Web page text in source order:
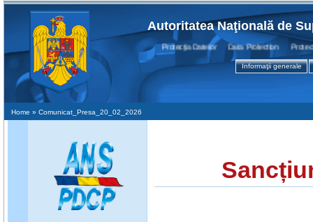
Autoritatea Naţională de
Protecţia Datelor Data Protection Protection
Informaţii generale
Home » Comunicat_Presa_20_02_2026